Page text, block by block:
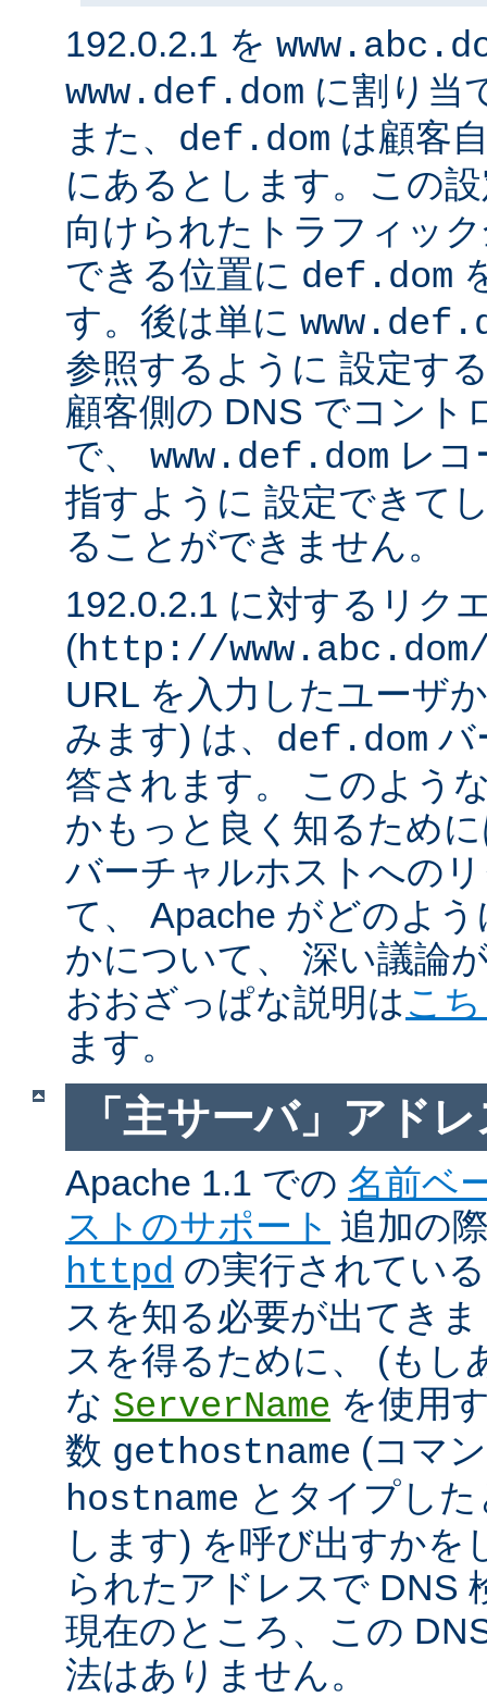
192.0.2.1 を
www.def.dom に割り当
また、 def.dom は顧客
にあるとします。この
向けられたトラフィッ
できる位置に def.dom
す。後は単に
参照するように 設定す
顧客側の DNS でコント
で、 www.def.dom レ
指すように 設定できて
ることができません。
192.0.2.1 に対するリク
(http://
URL を入力したユーザ
みます) は、 def.dom バ
答されます。 このよう
かもっと良く知るため
バーチャルホストへの
て、 Apache がどのよ
かについて、 深い議論
おおざっぱな説明は こ
ます。
「主サーバ」アド
Apache 1.1 での 名前ベ
ストのサポート 追加の
httpd の実行されてい
スを知る必要が出てき
スを得るために、 (もし
な ServerName を使用
数 gethostname (コマ
hostname とタイプし
します) を呼び出すかを
られたアドレスで DNS
現在のところ、この
法はありません。